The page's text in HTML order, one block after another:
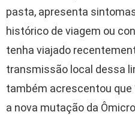
pasta, apresenta
histórico de viagem ou
tenha viajado
transmissão local dessa
também acrescentou que
a nova mutação da